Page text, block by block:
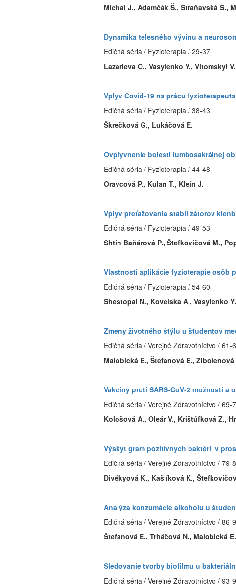
Michal J., Adamčák Š., Straňavská S.,
Dynamika telesného vývinu a
Edičná séria / Fyzioterapia / 29-37
Lazarieva O., Vasylenko Y., Vitomskyi
Vplyv Covid-19 na prácu fyzioterapeuta
Edičná séria / Fyzioterapia / 38-43
Škrečková G., Lukáčová E.
Ovplyvnenie bolesti lumbosakrálnej
Edičná séria / Fyzioterapia / 44-48
Oravcová P., Kulan T., Klein J.
Vplyv preťažovania stabilizátorov
Edičná séria / Fyzioterapia / 49-53
Shtin Baňárová P., Štefkovičová M.,
Vlastnosti aplikácie fyzioterapie osôb
Edičná séria / Fyzioterapia / 54-60
Shestopal N., Kovelska A., Vasylenko
Zmeny životného štýlu u študentov
Edičná séria / Verejné Zdravotníctvo / 61-
Malobická E., Štefanová E.,
Vakcíny proti SARS-CoV-2 možnosti a
Edičná séria / Verejné Zdravotníctvo / 69-
Kološová A., Oleár V., Krištúfková Z.,
Výskyt gram pozitívnych baktérií v
Edičná séria / Verejné Zdravotníctvo / 79-
Divékyová K., Kašlíková K.,
Analýza konzumácie alkoholu u
Edičná séria / Verejné Zdravotníctvo / 86-
Štefanová E., Trháčová N., Malobická
Sledovanie tvorby biofilmu u
Edičná séria / Verejné Zdravotníctvo / 93-